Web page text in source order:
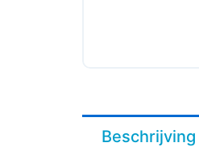
Beschrijving